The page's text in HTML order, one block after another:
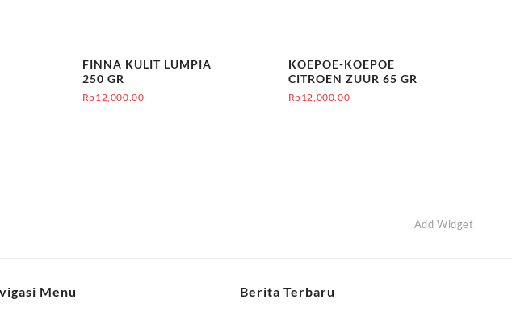
FINNA KULIT LUMPIA
250 GR
Rp12,000.00
KOEPOE-KOEPOE
CITROEN ZUUR 65 GR
Rp12,000.00
Add Widget
Menu Berita Terbaru